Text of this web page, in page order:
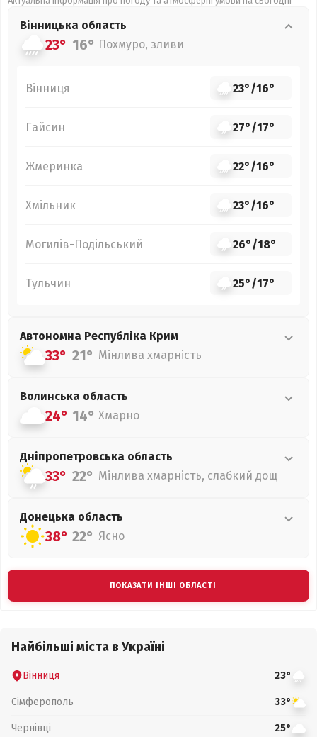
Вінницька область
23° 16° Похмуро, зливи
Вінниця 23°/16°
Гайсин 27°/17°
Жмеринка 22°/16°
Хмільник 23°/16°
Могилів-Подільський 26°/18°
Тульчин 25°/17°
Автономна Республіка Крим
33° 21° Мінлива хмарність
Волинська область
24° 14° Хмарно
Дніпропетровська область
33° 22° Мінлива хмарність, слабкий дощ
Донецька область
38° 22° Ясно
ПОКАЗАТИ ІНШІ ОБЛАСТІ
Найбільші міста в Україні
Вінниця 23°
Сімферополь 33°
Чернівці 25°